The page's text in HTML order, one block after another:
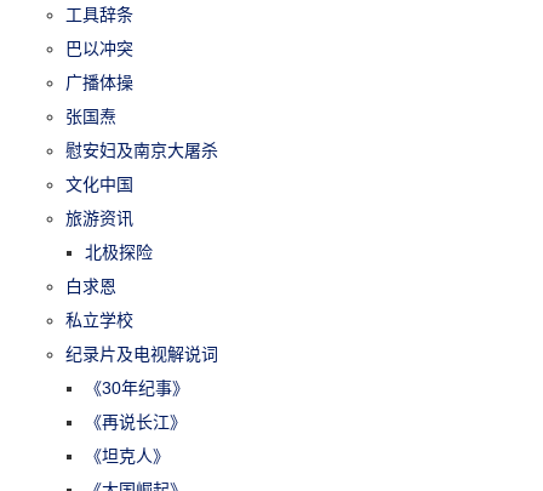
工具辞条
巴以冲突
广播体操
张国焘
慰安妇及南京大屠杀
文化中国
旅游资讯
北极探险
白求恩
私立学校
纪录片及电视解说词
《30年纪事》
《再说长江》
《坦克人》